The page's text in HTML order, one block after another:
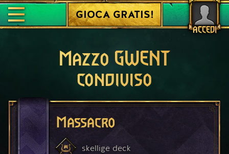
ACCEDI
GIOCA GRATIS!
Mazzo GWENT
condiviso
Massacro
skellige deck